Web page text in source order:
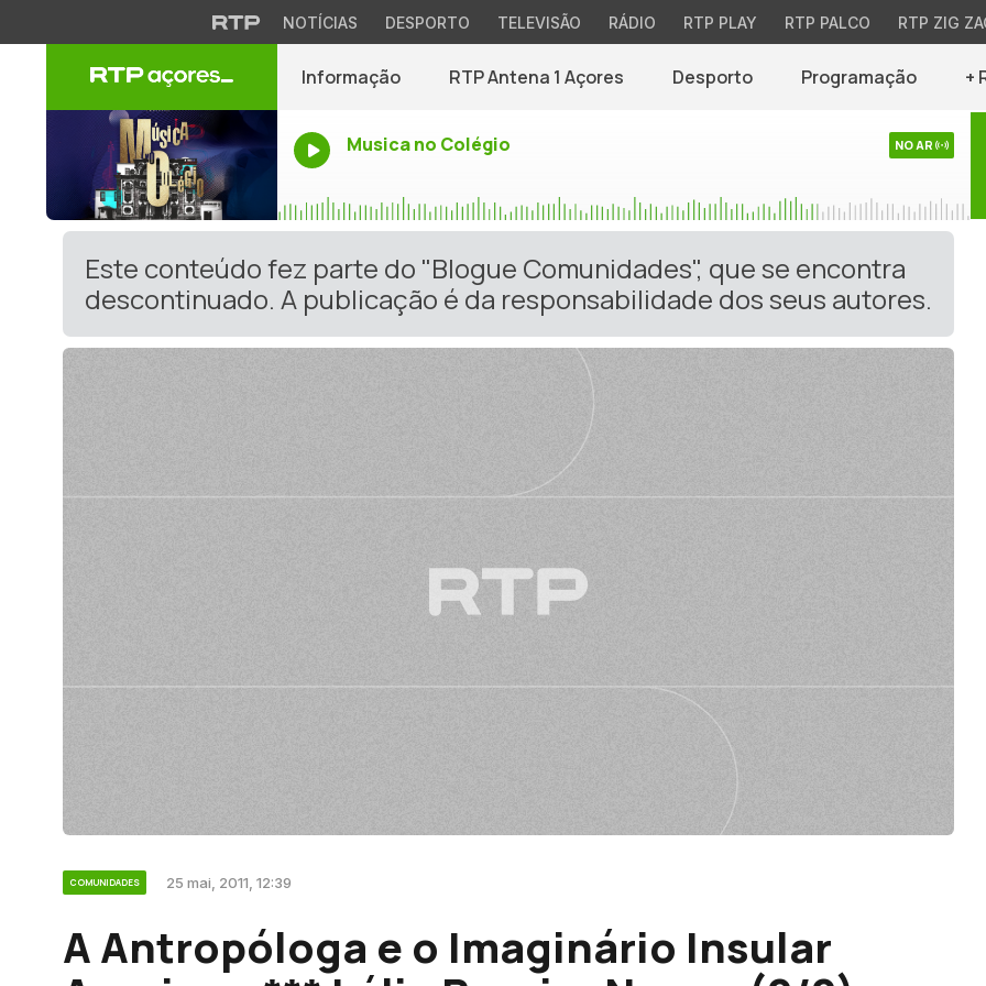
NOTÍCIAS DESPORTO TELEVISÃO RÁDIO RTP PLAY RTP PALCO RTP ZIG
Informação RTP Antena 1 Açores Desporto Programação +
Musica no Colégio NO AR
Este conteúdo fez parte do "Blogue Comunidades", que se encontra
descontinuado. A publicação é da responsabilidade dos seus autores.
COMUNIDADES 25 mai, 2011, 12:39
A Antropóloga e o Imaginário Insular